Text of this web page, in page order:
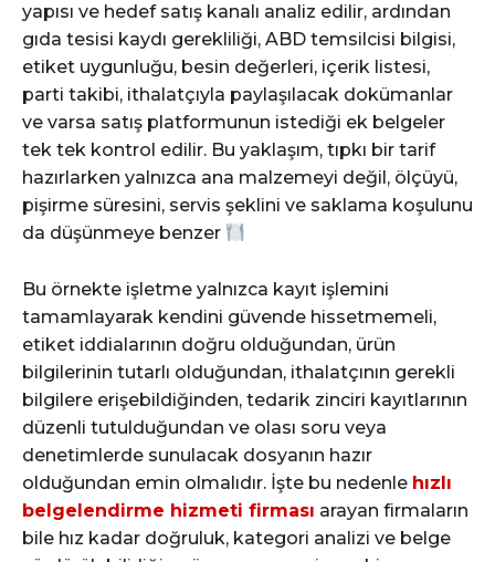
yapısı ve hedef satış kanalı analiz edilir, ardından
gıda tesisi kaydı gerekliliği, ABD temsilcisi bilgisi,
etiket uygunluğu, besin değerleri, içerik listesi,
parti takibi, ithalatçıyla paylaşılacak dokümanlar
ve varsa satış platformunun istediği ek belgeler
tek tek kontrol edilir. Bu yaklaşım, tıpkı bir tarif
hazırlarken yalnızca ana malzemeyi değil, ölçüyü,
pişirme süresini, servis şeklini ve saklama koşulunu
da düşünmeye benzer
Bu örnekte işletme yalnızca kayıt işlemini
tamamlayarak kendini güvende hissetmemeli,
etiket iddialarının doğru olduğundan, ürün
bilgilerinin tutarlı olduğundan, ithalatçının gerekli
bilgilere erişebildiğinden, tedarik zinciri kayıtlarının
düzenli tutulduğundan ve olası soru veya
denetimlerde sunulacak dosyanın hazır
olduğundan emin olmalıdır. İşte bu nedenle hızlı
belgelendirme hizmeti firması arayan firmaların
bile hız kadar doğruluk, kategori analizi ve belge